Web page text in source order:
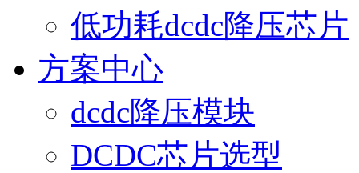
低功耗dcdc降压芯片
方案中心
dcdc降压模块
DCDC芯片选型